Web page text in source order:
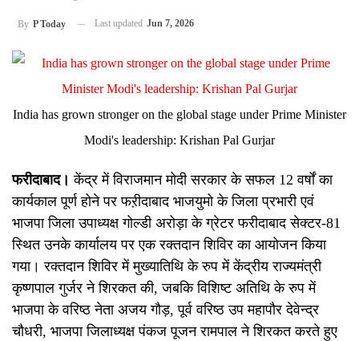
By P Today Last updated Jun 7, 2026
India has grown stronger on the global stage under Prime Minister
Modi's leadership: Krishan Pal Gurjar
फरीदाबाद। केंद्र में विराजमान मोदी सरकार के सफल 12 वर्षों का
कार्यकाल पूर्ण होने पर फऱीदाबाद भाजयुमो के जिला प्रभारी एवं
भाजपा जिला उपाध्यक्ष गोल्डी अरोड़ा के ग्रेटर फरीदाबाद सेक्टर-81
स्थित उनके कार्यालय पर एक रक्तदान शिविर का आयोजन किया
गया। रक्तदान शिविर में मुख्यातिथि के रुप में केंद्रीय राज्यमंत्री
कृष्णपाल गुर्जर ने शिरकत की, जबकि विशिष्ट अतिथि के रुप में
भाजपा के वरिष्ठ नेता अजय गौड़, पूर्व वरिष्ठ उप महापौर देवेन्द्र
चौधरी, भाजपा जिलाध्यक्ष पंकज पूजन रामपाल ने शिरकत करते हुए